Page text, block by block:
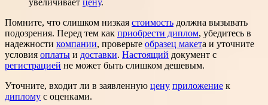
Помните, что слишком низкая стоимость должна вызывать
подозрения. Перед тем как приобрести диплом, убедитесь в
надежности компании, проверьте образец макета и уточните
условия оплаты и доставки. Настоящий документ с
регистрацией не может быть слишком дешевым.
Уточните, входит ли в заявленную цену приложение к
диплому с оценками.